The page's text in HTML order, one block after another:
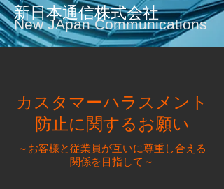
​新日本通信株式会社
​New JApan Communications
カスタマーハラスメント
防止に関するお願い
～お客様と従業員が互いに尊重し合える
関係を目指して～